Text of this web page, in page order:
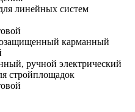
линейных систем
карманный
ручной электрический
стройплощадок